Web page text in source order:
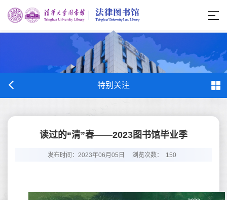
特别关注
读过的“清”春——2023图书馆毕业季
发布时间：2023年06月05日 浏览次数： 150